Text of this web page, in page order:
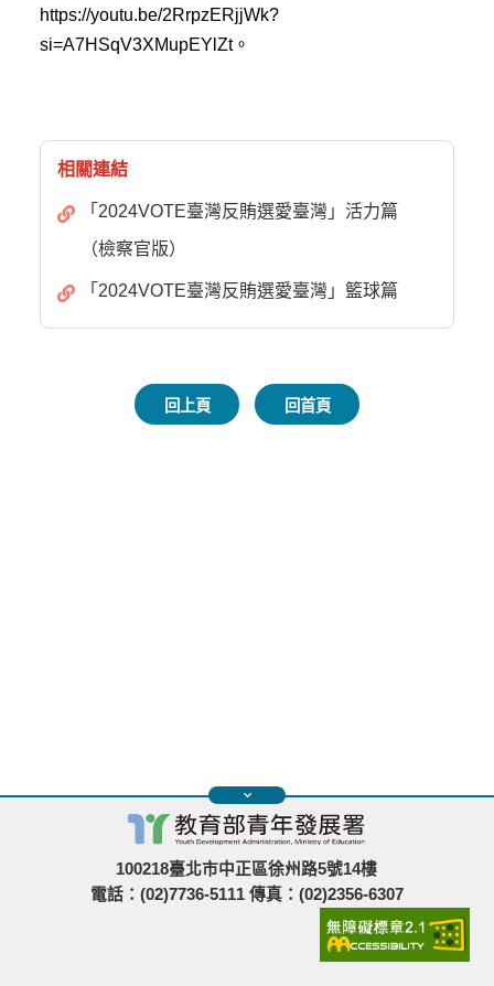
https://youtu.be/2RrpzERjjWk?
si=A7HSqV3XMupEYlZt。
相關連結
「2024VOTE臺灣反賄選愛臺灣」活力篇
（檢察官版）
「2024VOTE臺灣反賄選愛臺灣」籃球篇
回上頁 回首頁
100218臺北市中正區徐州路5號14樓
電話：(02)7736-5111 傳真：(02)2356-6307